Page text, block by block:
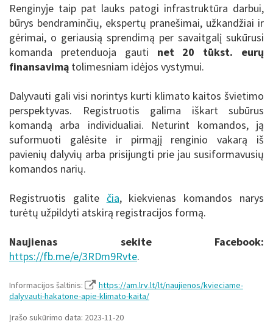
Renginyje taip pat lauks patogi infrastruktūra darbui,
būrys bendraminčių, ekspertų pranešimai, užkandžiai ir
gėrimai, o geriausią sprendimą per savaitgalį sukūrusi
komanda pretenduoja gauti net 20 tūkst. eurų
finansavimą tolimesniam idėjos vystymui.
Dalyvauti gali visi norintys kurti klimato kaitos švietimo
perspektyvas. Registruotis galima iškart subūrus
komandą arba individualiai. Neturint komandos, ją
suformuoti galėsite ir pirmąjį renginio vakarą iš
pavienių dalyvių arba prisijungti prie jau susiformavusių
komandos narių.
Registruotis galite čia, kiekvienas komandos narys
turėtų užpildyti atskirą registracijos formą.
Naujienas sekite Facebook:
https://fb.me/e/3RDm9Rvte.
Informacijos šaltinis:
https://am.lrv.lt/lt/naujienos/kvieciame-
dalyvauti-hakatone-apie-klimato-kaita/
Įrašo sukūrimo data: 2023-11-20